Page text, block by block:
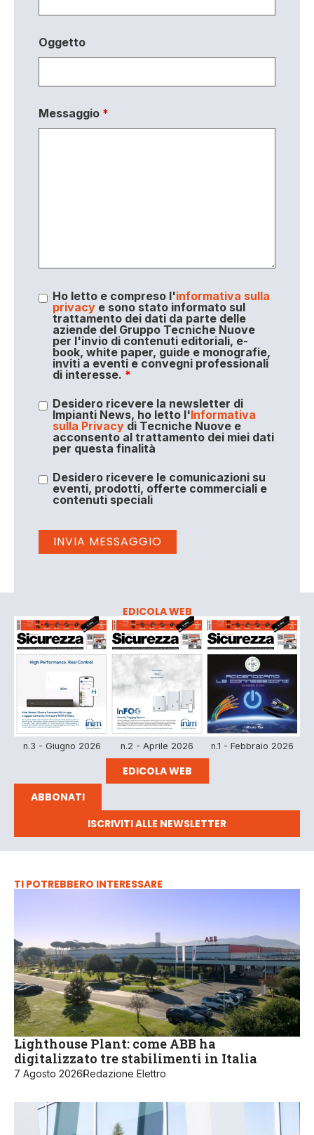
Oggetto
Messaggio *
Ho letto e compreso l'informativa sulla
privacye sono stato informato sul
trattamento dei dati da parte delle
aziende del Gruppo Tecniche Nuove
per l'invio di contenuti editoriali, e-
book, white paper, guide e monografie,
inviti a eventi e convegni professionali
di interesse. *
Desidero ricevere la newsletter di
Impianti News, ho letto l'Informativa
sulla Privacydi Tecniche Nuove e
acconsento al trattamento dei miei dati
per questa finalità
Desidero ricevere le comunicazioni su
eventi, prodotti, offerte commerciali e
contenuti speciali
EDICOLA WEB
n.3 - Giugno 2026 n.2 - Aprile 2026 n.1 - Febbraio 2026
EDICOLA WEB
ABBONATI
ISCRIVITI ALLE NEWSLETTER
TI POTREBBERO INTERESSARE
Lighthouse Plant: come ABB ha
digitalizzato tre stabilimenti in Italia
7 Agosto 2026Redazione Elettro